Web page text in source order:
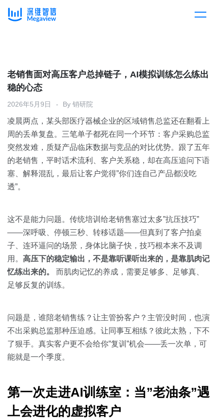
产品总览
产品集成
下载客户端
解决方案
按行业
消费医疗
教育
房地产
金融
按角色
销售管理
按业务场景
培训辅导
客户案例
开放平台
定价
资源中心
全部
白皮书
关于我们
预约演示
老销售面对高压客户总掉链子，AI模拟训练怎么练出
稳的心态
2026年5月9日 By 销研院
凌晨两点，某头部医疗器械企业的区域销售总监还在翻看上
周的丢单复盘。三笔单子都死在同一个环节：客户采购总监
突然发难，质疑产品临床数据与竞品的对比优势。跟了五年
的老销售，平时话术流利、客户关系稳，却在高压追问下语
塞、解释混乱，最后让客户觉得”你们连自己产品都没吃
透”。
这不是能力问题。传统培训给老销售塞过太多”抗压技巧”
——深呼吸、停顿三秒、转移话题——但真到了客户拍桌
子、连环逼问的场景，身体比脑子快，技巧根本来不及调
用。 高压下的稳定输出，不是靠听课听出来的，是靠肌肉记
忆练出来的。
而肌肉记忆的养成，需要足够多、足够真、
足够反复的训练。
问题是，谁陪老销售练？让主管扮客户？主管没时间，也演
不出采购总监那种压迫感。让同事互相练？彼此太熟，下不
了狠手。真实客户更不会给你”复训”机会——丢一次单，可
能就是一个季度。
第一次走进AI训练室：当”老油条”遇
上会进化的虚拟客户